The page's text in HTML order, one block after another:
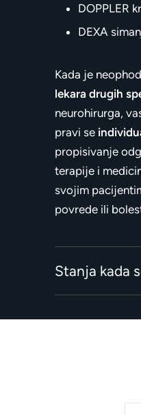
DOPPLER
DEXA
Kada je
lekara drugih
neurohirurga,
pravi se
propisivanje
terapije i
svojim
povrede ili
Stanja kada